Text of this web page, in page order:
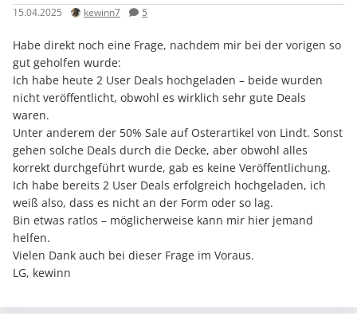
15.04.2025 kewinn7 5
Habe direkt noch eine Frage, nachdem mir bei der vorigen so
gut geholfen wurde:
Ich habe heute 2 User Deals hochgeladen – beide wurden
nicht veröffentlicht, obwohl es wirklich sehr gute Deals
waren.
Unter anderem der 50% Sale auf Osterartikel von Lindt. Sonst
gehen solche Deals durch die Decke, aber obwohl alles
korrekt durchgeführt wurde, gab es keine Veröffentlichung.
Ich habe bereits 2 User Deals erfolgreich hochgeladen, ich
weiß also, dass es nicht an der Form oder so lag.
Bin etwas ratlos – möglicherweise kann mir hier jemand
helfen.
Vielen Dank auch bei dieser Frage im Voraus.
LG, kewinn